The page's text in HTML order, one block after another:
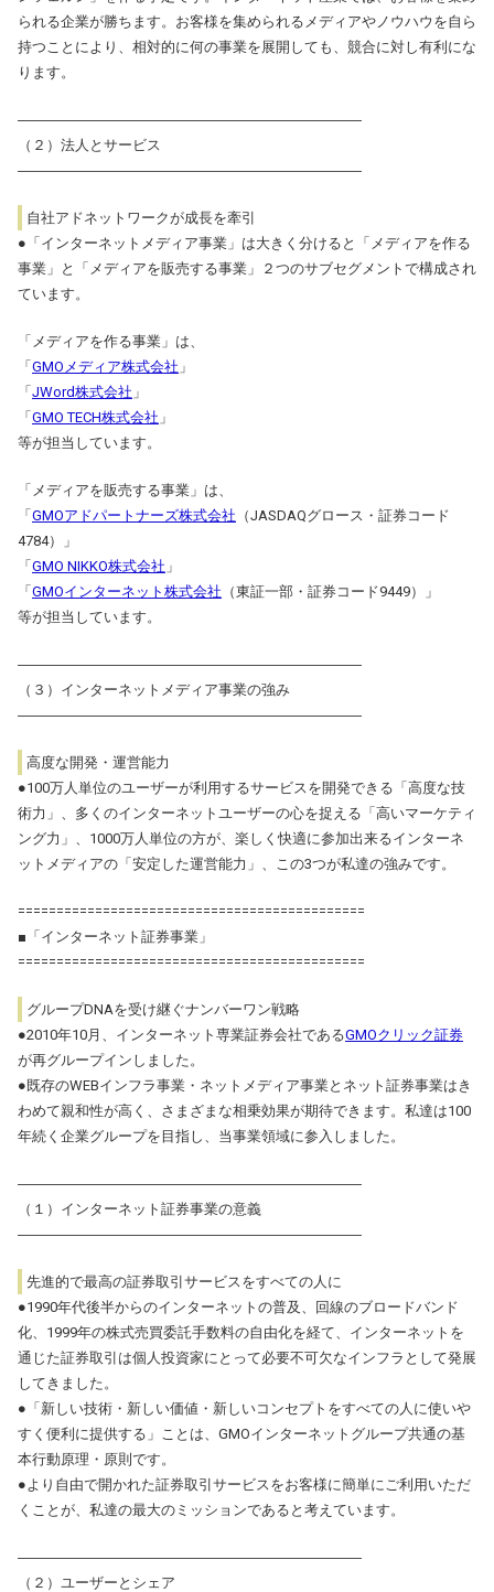
られる企業が勝ちます。お客様を集められるメディアやノウハウを自ら
持つことにより、相対的に何の事業を展開しても、競合に対し有利にな
ります。
――――――――――――――――――――――――
（２）法人とサービス
――――――――――――――――――――――――
自社アドネットワークが成長を牽引
●「インターネットメディア事業」は大きく分けると「メディアを作る
事業」と「メディアを販売する事業」２つのサブセグメントで構成され
ています。
「メディアを作る事業」は、
「GMOメディア株式会社 」
「JWord株式会社 」
「GMO TECH株式会社 」
等が担当しています。
「メディアを販売する事業」は、
「GMOアドパートナーズ株式会社 （JASDAQグロース・証券コード
4784）」
「GMO NIKKO株式会社 」
「GMOインターネット株式会社 （東証一部・証券コード9449）」
等が担当しています。
――――――――――――――――――――――――
（３）インターネットメディア事業の強み
――――――――――――――――――――――――
高度な開発・運営能力
●100万人単位のユーザーが利用するサービスを開発できる「高度な技
術力」、多くのインターネットユーザーの心を捉える「高いマーケティ
ング力」、1000万人単位の方が、楽しく快適に参加出来るインターネ
ットメディアの「安定した運営能力」、この3つが私達の強みです。
=============================================
■「インターネット証券事業」
=============================================
グループDNAを受け継ぐナンバーワン戦略
●2010年10月、インターネット専業証券会社であるGMOクリック証券
が再グループインしました。
●既存のWEBインフラ事業・ネットメディア事業とネット証券事業はき
わめて親和性が高く、さまざまな相乗効果が期待できます。私達は100
年続く企業グループを目指し、当事業領域に参入しました。
――――――――――――――――――――――――
（１）インターネット証券事業の意義
――――――――――――――――――――――――
先進的で最高の証券取引サービスをすべての人に
●1990年代後半からのインターネットの普及、回線のブロードバンド
化、1999年の株式売買委託手数料の自由化を経て、インターネットを
通じた証券取引は個人投資家にとって必要不可欠なインフラとして発展
してきました。
●「新しい技術・新しい価値・新しいコンセプトをすべての人に使いや
すく便利に提供する」ことは、GMOインターネットグループ共通の基
本行動原理・原則です。
●より自由で開かれた証券取引サービスをお客様に簡単にご利用いただ
くことが、私達の最大のミッションであると考えています。
――――――――――――――――――――――――
（２）ユーザーとシェア